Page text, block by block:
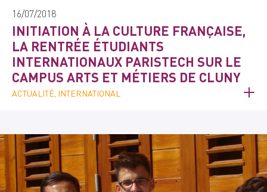
16/07/2018
INITIATION À LA CULTURE FRANÇAISE,
LA RENTRÉE ÉTUDIANTS
INTERNATIONAUX PARISTECH SUR LE
CAMPUS ARTS ET MÉTIERS DE CLUNY
ACTUALITÉ, INTERNATIONAL